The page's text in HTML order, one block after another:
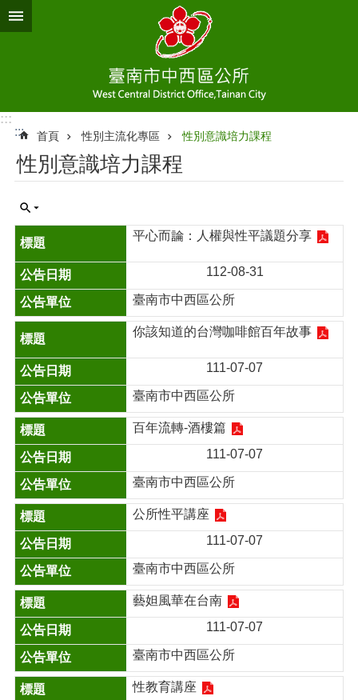
跳到主要內容區塊
:::
:::
首頁 性別主流化專區 性別意識培力課程
性別意識培力課程
平心而論：人權與性平議題分享
112-08-31
臺南市中西區公所
你該知道的台灣咖啡館百年故事
111-07-07
臺南市中西區公所
百年流轉-酒樓篇
111-07-07
臺南市中西區公所
公所性平講座
111-07-07
臺南市中西區公所
藝妲風華在台南
111-07-07
臺南市中西區公所
性教育講座